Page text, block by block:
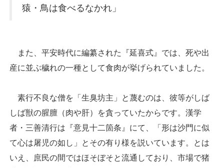
猿・鳥は食べるなかれ」
また、平安時代に編纂された『延喜式』では、死や出
産に並ぶ穢れの一種として食肉が挙げられていました。
素行不良な僧を「生臭坊主」と蔑むのは、彼等がしば
しば獣の腥膻（肉や肝）を貪っていたからです。漢学
者・三善清行は『意見十二箇条』にて、「形は沙門に似
て心は屠児の如し」とその有り様を説いています。とは
いえ、庶民の間ではほそぼそと流通しており、市場で猪